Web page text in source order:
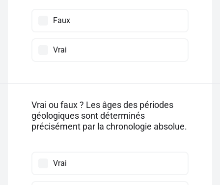
Faux
Vrai
Vrai ou faux ? Les âges des périodes
géologiques sont déterminés
précisément par la chronologie absolue.
Vrai